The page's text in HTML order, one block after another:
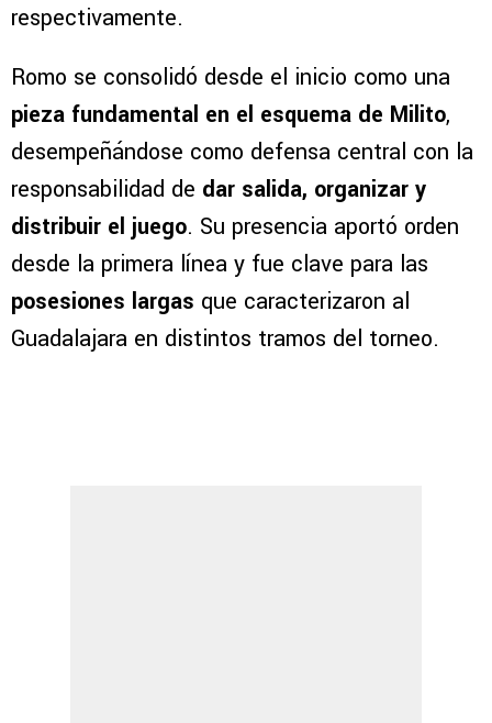
respectivamente.
Romo se consolidó desde el inicio como una
pieza fundamental en el esquema de Milito,
desempeñándose como defensa central con la
responsabilidad de dar salida, organizar y
distribuir el juego. Su presencia aportó orden
desde la primera línea y fue clave para las
posesiones largas que caracterizaron al
Guadalajara en distintos tramos del torneo.